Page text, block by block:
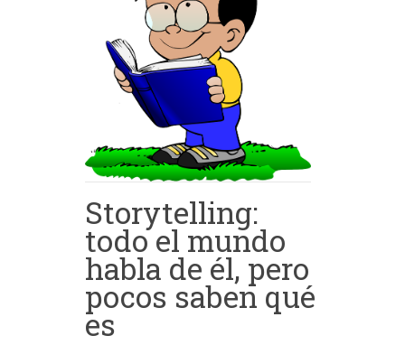
Storytelling:
todo el mundo
habla de él, pero
pocos saben qué
es